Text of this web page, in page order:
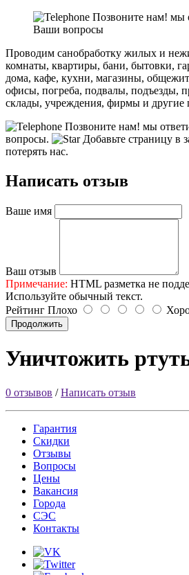
Позвоните нам! мы
Ваши вопросы
Проводим санобработку жилых и
комнаты, квартиры, бани, бытовки,
дома, кафе, кухни, магазины,
офисы, погреба, подвалы, подъезды,
склады, учреждения, фирмы и другие
Позвоните нам! мы
вопросы.
Добавьте страницу в
потерять нас.
Написать отзыв
Ваше имя
Ваш отзыв
Примечание: HTML разметка не
Используйте обычный текст.
Рейтинг Плохо
Продолжить
Уничтожить
0 отзывов /Написать отзыв
Гарантия
Скидки
Отзывы
Вопросы
Цены
Вакансия
Города
СЭС
Контакты